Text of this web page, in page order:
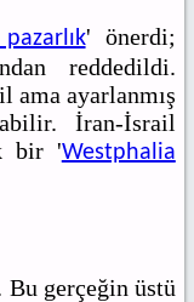
' önerdi;
reddedildi.
ama ayarlanmış
İran-İsrail
bir 'Westphalia
Bu gerçeğin üstü